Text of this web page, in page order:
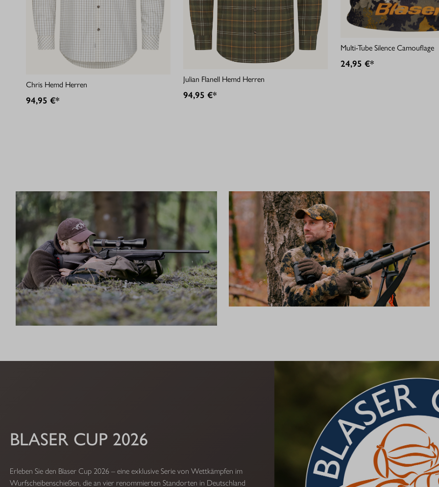
Chris Hemd Herren
94,95 €*
Julian Flanell Hemd Herren
94,95 €*
Multi-Tube Silence Camouflage
24,95 €*
BLASER CUP 2026
Erleben Sie den Blaser Cup 2026 – eine exklusive Serie von Wettkämpfen im
Wurfscheibenschießen, die an vier renommierten Standorten in Deutschland